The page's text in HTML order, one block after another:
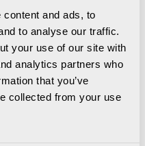
and ads, to
to analyse our traffic.
your use of our site with
analytics partners who
that you’ve
collected from your use
16 - 1 eluttag typ
C port, 1 USB-A
2
vit
har du tillgång till el,
sätt överallt. När du